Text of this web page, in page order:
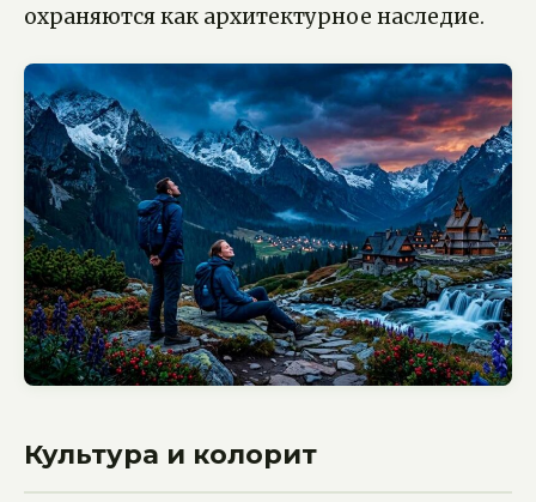
охраняются как архитектурное наследие.
Культура и колорит